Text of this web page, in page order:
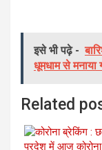
इसे भी पढ़े -
धूमधाम से
Related